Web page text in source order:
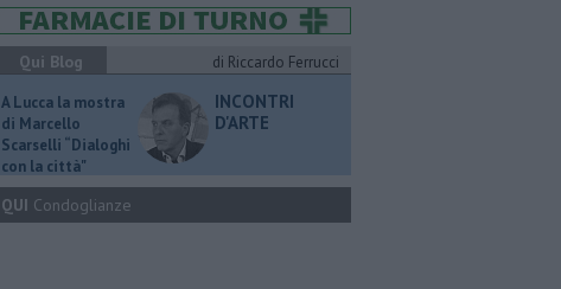
Qui Blog
di Riccardo Ferrucci
A Lucca la mostra
di Marcello
Scarselli “Dialoghi
con la città"
INCONTRI
D'ARTE
QUI Condoglianze